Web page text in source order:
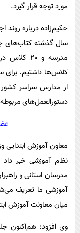
مورد توجه قرار گیرد.
حکیم‌زاده درباره
مدرسه و
کلاس‌ها داشتیم. برای
از مدارس سراسر
دستورالعمل‌های
معاون آموزش ابتدایی
نظام آموزشی خبر
مدرسان استانی و
آموزشی ما تعریف
میان معاونت آموزش
وی افزود: هم‌اکنون